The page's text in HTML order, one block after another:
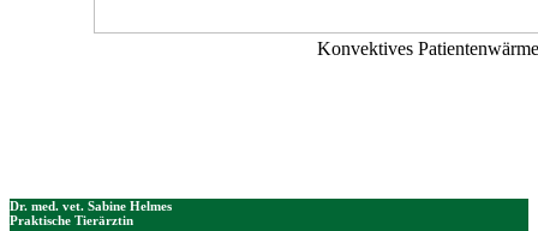
Konvektives
Dr. med. vet. Sabine Helmes
Praktische Tierärztin